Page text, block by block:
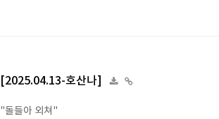
[2025.04.13-호산나]
"돌들아 외쳐"